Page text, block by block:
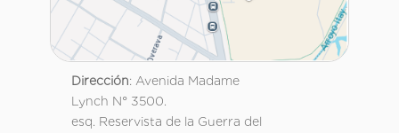
Dirección: Avenida Madame
Lynch N° 3500.
esq. Reservista de la Guerra del